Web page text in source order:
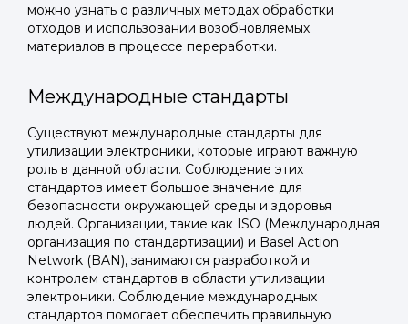
можно узнать о различных методах обработки
отходов и использовании возобновляемых
материалов в процессе переработки.
Международные стандарты
Существуют международные стандарты для
утилизации электроники, которые играют важную
роль в данной области. Соблюдение этих
стандартов имеет большое значение для
безопасности окружающей среды и здоровья
людей. Организации, такие как ISO (Международная
организация по стандартизации) и Basel Action
Network (BAN), занимаются разработкой и
контролем стандартов в области утилизации
электроники. Соблюдение международных
стандартов помогает обеспечить правильную